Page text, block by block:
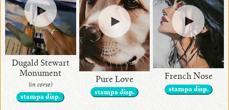
attuali
•
Contattami
Art
Dugald Stewart
Monument
(in corso)
stampa disp.
Pure Love
stampa disp.
French Nose
stampa disp.